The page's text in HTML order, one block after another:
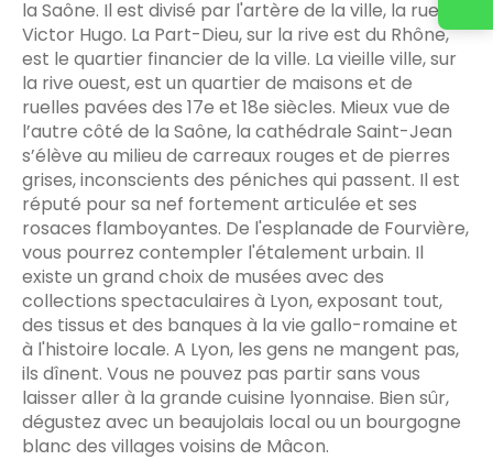
la Saône. Il est divisé par l'artère de la ville, la rue
Victor Hugo. La Part-Dieu, sur la rive est du Rhône,
est le quartier financier de la ville. La vieille ville, sur
la rive ouest, est un quartier de maisons et de
ruelles pavées des 17e et 18e siècles. Mieux vue de
l’autre côté de la Saône, la cathédrale Saint-Jean
s’élève au milieu de carreaux rouges et de pierres
grises, inconscients des péniches qui passent. Il est
réputé pour sa nef fortement articulée et ses
rosaces flamboyantes. De l'esplanade de Fourvière,
vous pourrez contempler l'étalement urbain. Il
existe un grand choix de musées avec des
collections spectaculaires à Lyon, exposant tout,
des tissus et des banques à la vie gallo-romaine et
à l'histoire locale. A Lyon, les gens ne mangent pas,
ils dînent. Vous ne pouvez pas partir sans vous
laisser aller à la grande cuisine lyonnaise. Bien sûr,
dégustez avec un beaujolais local ou un bourgogne
blanc des villages voisins de Mâcon.